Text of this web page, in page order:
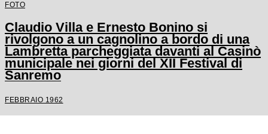
FOTO
Claudio Villa e Ernesto Bonino si
rivolgono a un cagnolino a bordo di una
Lambretta parcheggiata davanti al Casinò
municipale nei giorni del XII Festival di
Sanremo
FEBBRAIO 1962